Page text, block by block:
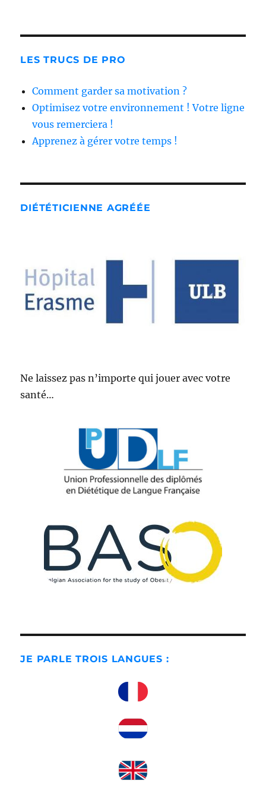
LES TRUCS DE PRO
Comment garder sa motivation ?
Optimisez votre environnement ! Votre ligne
vous remerciera !
Apprenez à gérer votre temps !
DIÉTÉTICIENNE AGRÉÉE
Ne laissez pas n’importe qui jouer avec votre
santé…
JE PARLE TROIS LANGUES :